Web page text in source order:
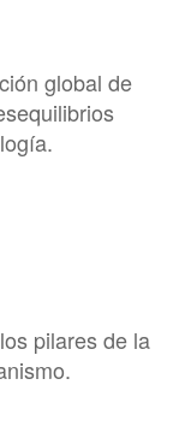
global de
pilares de la